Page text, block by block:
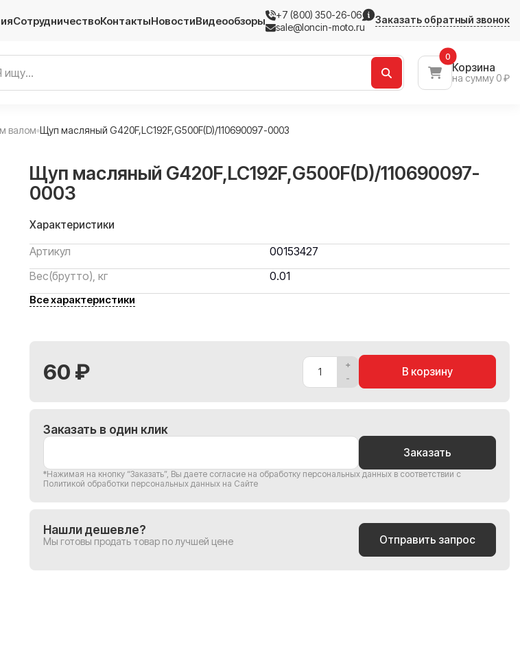
СотрудничествоКонтактыНовостиВидеообзоры
+7 (800) 350-26-06
sale@loncin-moto.ru
Заказать обратный звонок
0
Корзина
на сумму 0 ₽
валом Щуп масляный G420F,LC192F,G500F(D)/110690097-0003
Щуп масляный G420F,LC192F,G500F(D)/110690097-
0003
Характеристики
Артикул
00153427
Вес(брутто), кг
0.01
Все характеристики
60 ₽ В корзину
Заказать в один клик
Заказать
*Нажимая на кнопку “Заказать”, Вы даете согласие на обработку персональных данных в соответствии с
Политикой обработки персональных данных на Сайте
Нашли дешевле?
Мы готовы продать товар по лучшей цене Отправить запрос